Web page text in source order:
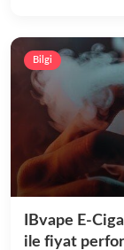
hususlar
okuyucunun
bilinçli seçim
Bilgi
IBvape E-
ile fiyat